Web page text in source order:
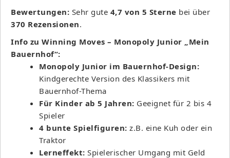
Bewertungen: Sehr gute 4,7 von 5 Sterne bei über
370 Rezensionen.
Info zu Winning Moves – Monopoly Junior „Mein
Bauernhof“:
Monopoly Junior im Bauernhof-Design:
Kindgerechte Version des Klassikers mit
Bauernhof-Thema
Für Kinder ab 5 Jahren: Geeignet für 2 bis 4
Spieler
4 bunte Spielfiguren: z.B. eine Kuh oder ein
Traktor
Lerneffekt: Spielerischer Umgang mit Geld